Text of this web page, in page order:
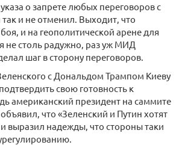
о запрете любых переговоров с
и не отменил. Выходит, что
и на геополитической арене для
не столь радужно, раз уж МИД
шаг в сторону переговоров.
с Дональдом Трампом Киеву
свою готовность к
американский президент на саммите
что «Зеленский и Путин хотят
выразил надежды, что стороны таки